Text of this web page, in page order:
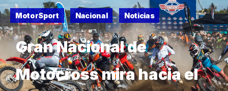
MotorSport Nacional Noticias
Gran Nacional de
Motocross mira hacia el